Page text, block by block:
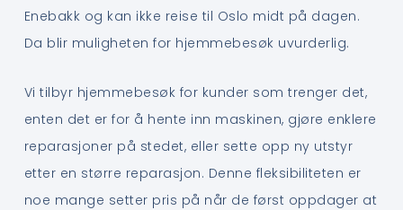
Enebakk og kan ikke reise til Oslo midt på dagen.
Da blir muligheten for hjemmebesøk uvurderlig.
Vi tilbyr hjemmebesøk for kunder som trenger det,
enten det er for å hente inn maskinen, gjøre enklere
reparasjoner på stedet, eller sette opp ny utstyr
etter en større reparasjon. Denne fleksibiliteten er
noe mange setter pris på når de først oppdager at